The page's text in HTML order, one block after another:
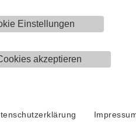
Einstellungen
akzeptieren
82.8405.00011.8220
Stück